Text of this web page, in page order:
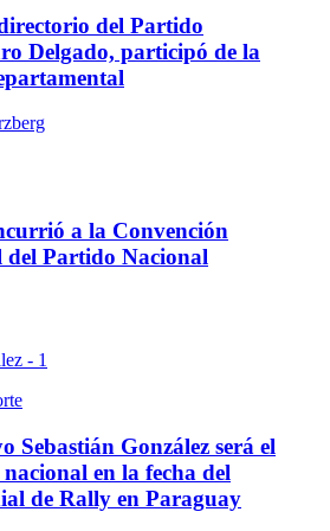
del Partido
Delgado, participó de la
a la Convención
del Partido Nacional
Sebastián González será el
en la fecha del
de Rally en Paraguay